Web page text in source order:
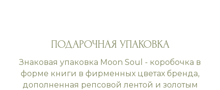
ПОДАРОЧНАЯ УПАКОВКА
Знаковая упаковка Moon Soul - коробочка в
форме книги в фирменных цветах бренда,
дополненная репсовой лентой и золотым